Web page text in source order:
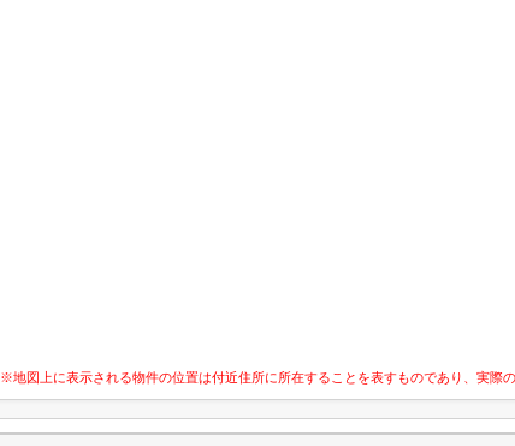
※地図上に表示される物件の位置は付近住所に所在することを表すものであり、実際